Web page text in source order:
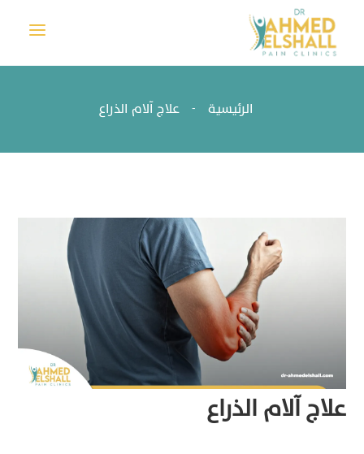
a
الرئيسية - علاج آلام الذراع
علاج آلام الذراع